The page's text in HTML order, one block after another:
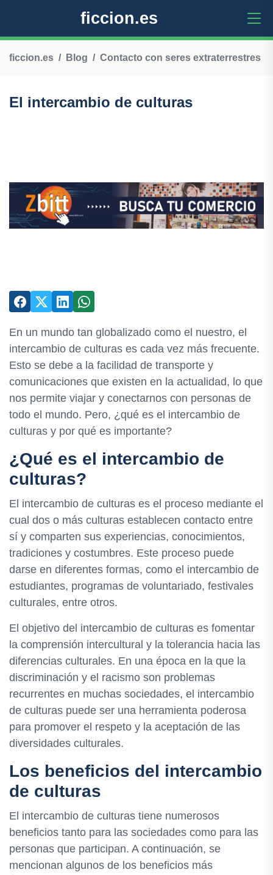
ficcion.es
ficcion.es Blog Contacto con seres extraterrestres
El intercambio de culturas
En un mundo tan globalizado como el nuestro, el
intercambio de culturas es cada vez más frecuente.
Esto se debe a la facilidad de transporte y
comunicaciones que existen en la actualidad, lo que
nos permite viajar y conectarnos con personas de
todo el mundo. Pero, ¿qué es el intercambio de
culturas y por qué es importante?
¿Qué es el intercambio de
culturas?
El intercambio de culturas es el proceso mediante el
cual dos o más culturas establecen contacto entre
sí y comparten sus experiencias, conocimientos,
tradiciones y costumbres. Este proceso puede
darse en diferentes formas, como el intercambio de
estudiantes, programas de voluntariado, festivales
culturales, entre otros.
El objetivo del intercambio de culturas es fomentar
la comprensión intercultural y la tolerancia hacia las
diferencias culturales. En una época en la que la
discriminación y el racismo son problemas
recurrentes en muchas sociedades, el intercambio
de culturas puede ser una herramienta poderosa
para promover el respeto y la aceptación de las
diversidades culturales.
Los beneficios del intercambio
de culturas
El intercambio de culturas tiene numerosos
beneficios tanto para las sociedades como para las
personas que participan. A continuación, se
mencionan algunos de los beneficios más